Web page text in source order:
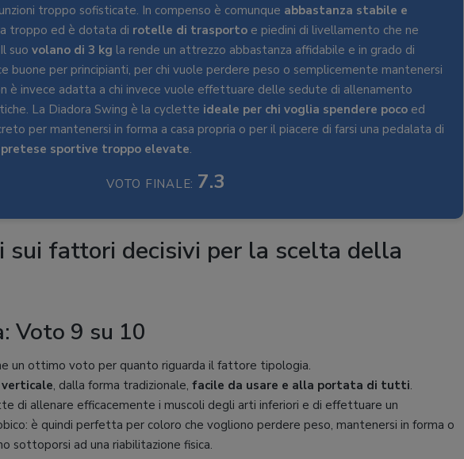
troppo sofisticate. In compenso è comunque abbastanza stabile e
troppo ed è dotata di rotelle di trasporto e piedini di livellamento che ne
suo volano di 3 kg la rende un attrezzo abbastanza affidabile e in grado di
buone per principianti, per chi vuole perdere peso o semplicemente mantenersi
è invece adatta a chi invece vuole effettuare delle sedute di allenamento
La Diadora Swing è la cyclette ideale per chi voglia spendere poco ed
per mantenersi in forma a casa propria o per il piacere di farsi una pedalata di
pretese sportive troppo elevate.
VOTO FINALE: 7.3
sui fattori decisivi per la scelta della
Voto 9 su 10
un ottimo voto per quanto riguarda il fattore tipologia.
verticale, dalla forma tradizionale, facile da usare e alla portata di tutti.
di allenare efficacemente i muscoli degli arti inferiori e di effettuare un
è quindi perfetta per coloro che vogliono perdere peso, mantenersi in forma o
sottoporsi ad una riabilitazione fisica.